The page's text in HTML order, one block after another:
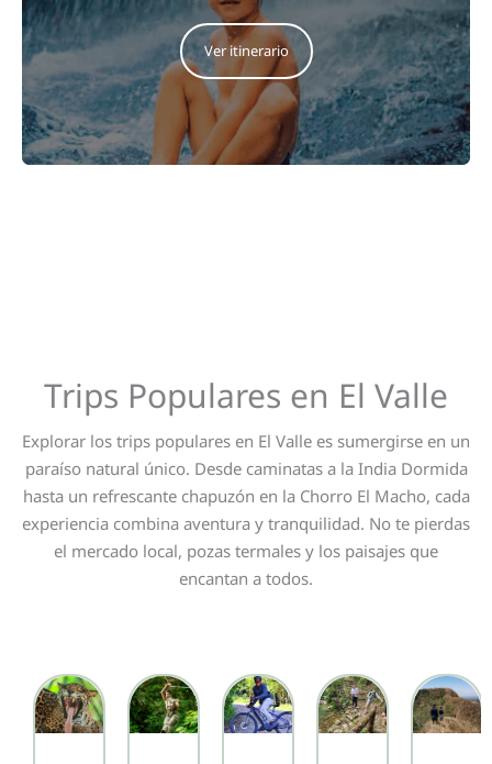
Ver itinerario
Trips Populares en El Valle
Explorar los trips populares en El Valle es sumergirse en un
paraíso natural único. Desde caminatas a la India Dormida
hasta un refrescante chapuzón en la Chorro El Macho, cada
experiencia combina aventura y tranquilidad. No te pierdas
el mercado local, pozas termales y los paisajes que
encantan a todos.